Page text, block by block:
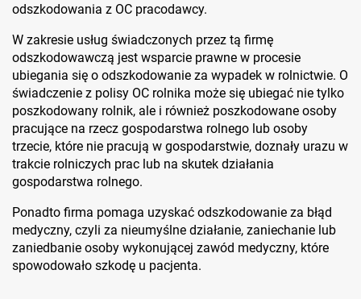
odszkodowania z OC pracodawcy.
W zakresie usług świadczonych przez tą firmę
odszkodowawczą jest wsparcie prawne w procesie
ubiegania się o odszkodowanie za wypadek w rolnictwie. O
świadczenie z polisy OC rolnika może się ubiegać nie tylko
poszkodowany rolnik, ale i również poszkodowane osoby
pracujące na rzecz gospodarstwa rolnego lub osoby
trzecie, które nie pracują w gospodarstwie, doznały urazu w
trakcie rolniczych prac lub na skutek działania
gospodarstwa rolnego.
Ponadto firma pomaga uzyskać odszkodowanie za błąd
medyczny, czyli za nieumyślne działanie, zaniechanie lub
zaniedbanie osoby wykonującej zawód medyczny, które
spowodowało szkodę u pacjenta.